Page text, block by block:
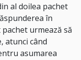
al doilea pachet
în
urmează să
atunci când
asumarea